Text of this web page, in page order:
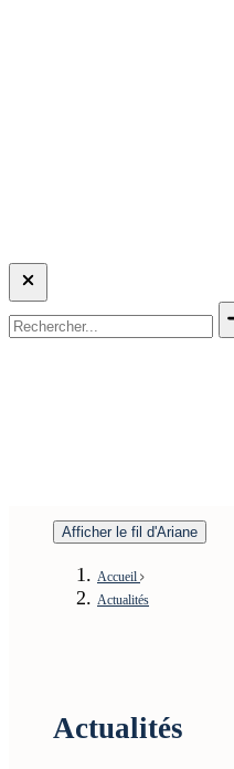
Afficher le fil d'Ariane
Accueil
Actualités
Actualités